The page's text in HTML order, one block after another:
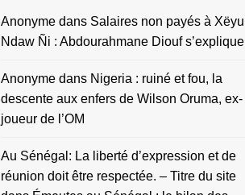
Anonyme dans Salaires non payés à Xëyu
Ndaw Ñi : Abdourahmane Diouf s’explique
Anonyme dans Nigeria : ruiné et fou, la
descente aux enfers de Wilson Oruma, ex-
joueur de l’OM
Au Sénégal: La liberté d’expression et de
réunion doit être respectée. – Titre du site